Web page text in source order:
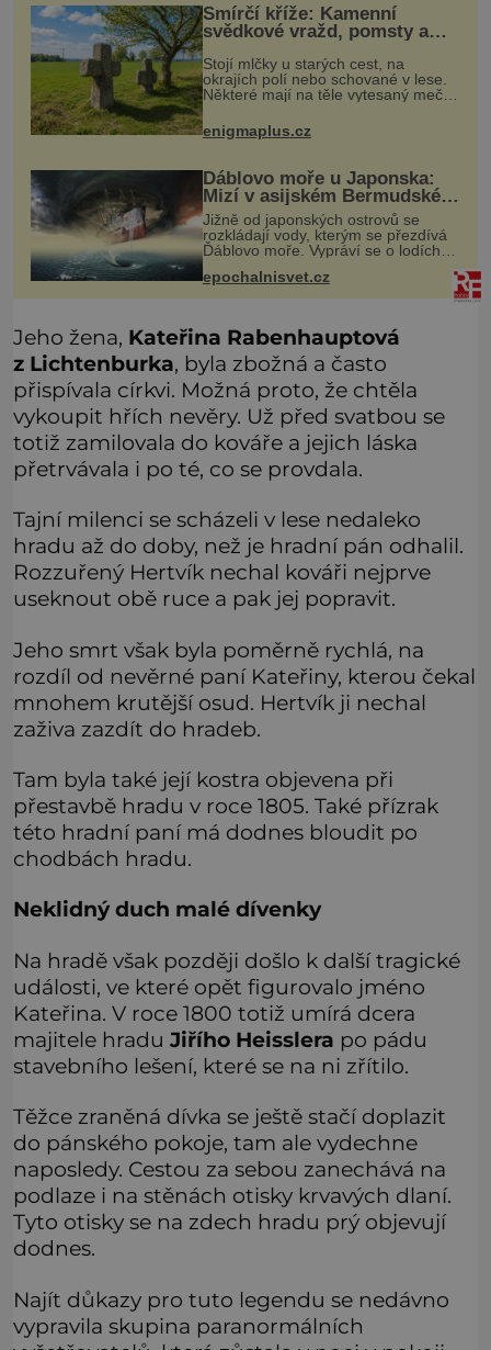
Smírčí kříže: Kamenní
svědkové vražd, pomsty a
dávných vin
Stojí mlčky u starých cest, na
okrajích polí nebo schované v lese.
Některé mají na těle vytesaný meč,
jiné sekeru, v dalším případě jde jen
o prostý kříž. Na první pohled
vypadají jako zapomenuté nábo
enigmaplus.cz
Ďáblovo moře u Japonska:
Mizí v asijském Bermudském
trojúhelníku lodě ve spárech
neznámé síly?
Jižně od japonských ostrovů se
rozkládají vody, kterým se přezdívá
Ďáblovo moře. Vypráví se o lodích
mizejících beze stopy, podivných
světlech, zrádných proudech i
mořských dracích, kteří měli tyto ko
epochalnisvet.cz
Jeho žena, Kateřina Rabenhauptová
z Lichtenburka, byla zbožná a často
přispívala církvi. Možná proto, že chtěla
vykoupit hřích nevěry. Už před svatbou se
totiž zamilovala do kováře a jejich láska
přetrvávala i po té, co se provdala.
Tajní milenci se scházeli v lese nedaleko
hradu až do doby, než je hradní pán odhalil.
Rozzuřený Hertvík nechal kováři nejprve
useknout obě ruce a pak jej popravit.
Jeho smrt však byla poměrně rychlá, na
rozdíl od nevěrné paní Kateřiny, kterou čekal
mnohem krutější osud. Hertvík ji nechal
zaživa zazdít do hradeb.
Tam byla také její kostra objevena při
přestavbě hradu v roce 1805. Také přízrak
této hradní paní má dodnes bloudit po
chodbách hradu.
Neklidný duch malé dívenky
Na hradě však později došlo k další tragické
události, ve které opět figurovalo jméno
Kateřina. V roce 1800 totiž umírá dcera
majitele hradu Jiřího Heisslera po pádu
stavebního lešení, které se na ni zřítilo.
Těžce zraněná dívka se ještě stačí doplazit
do pánského pokoje, tam ale vydechne
naposledy. Cestou za sebou zanechává na
podlaze i na stěnách otisky krvavých dlaní.
Tyto otisky se na zdech hradu prý objevují
dodnes.
Najít důkazy pro tuto legendu se nedávno
vypravila skupina paranormálních